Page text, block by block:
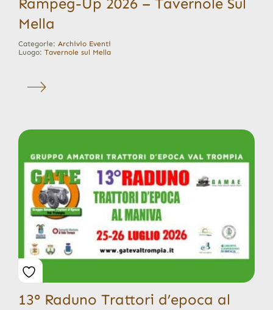
Mella
Categorie: Archivio Eventi
Luogo: Tavernole sul Mella
13° Raduno Trattori d’epoca al